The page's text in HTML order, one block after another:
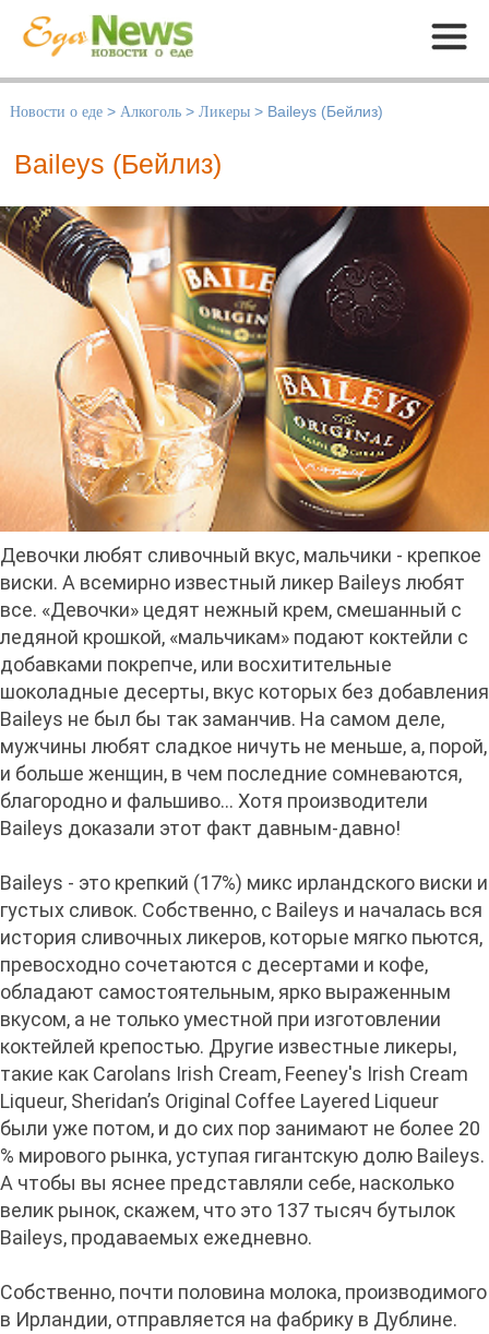
Меню
Новости о еде > Алкоголь > Ликеры > Baileys (Бейлиз)
Baileys (Бейлиз)
Девочки любят сливочный вкус, мальчики - крепкое
виски. А всемирно известный ликер Baileys любят
все. «Девочки» цедят нежный крем, смешанный с
ледяной крошкой, «мальчикам» подают коктейли с
добавками покрепче, или восхитительные
шоколадные десерты, вкус которых без добавления
Baileys не был бы так заманчив. На самом деле,
мужчины любят сладкое ничуть не меньше, а, порой,
и больше женщин, в чем последние сомневаются,
благородно и фальшиво… Хотя производители
Baileys доказали этот факт давным-давно!
Baileys - это крепкий (17%) микс ирландского виски и
густых сливок. Собственно, с Baileys и началась вся
история сливочных ликеров, которые мягко пьются,
превосходно сочетаются с десертами и кофе,
обладают самостоятельным, ярко выраженным
вкусом, а не только уместной при изготовлении
коктейлей крепостью. Другие известные ликеры,
такие как Carolans Irish Cream, Feeney's Irish Cream
Liqueur, Sheridan’s Original Coffee Layered Liqueur
были уже потом, и до сих пор занимают не более 20
% мирового рынка, уступая гигантскую долю Baileys.
А чтобы вы яснее представляли себе, насколько
велик рынок, скажем, что это 137 тысяч бутылок
Baileys, продаваемых ежедневно.
Собственно, почти половина молока, производимого
в Ирландии, отправляется на фабрику в Дублине.